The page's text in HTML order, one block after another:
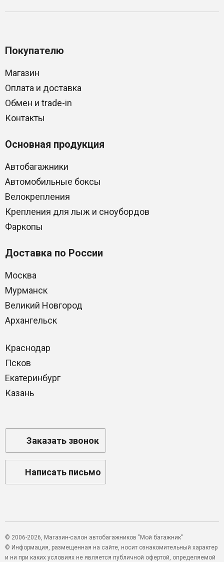
Покупателю
Магазин
Оплата и доставка
Обмен и trade-in
Контакты
Основная продукция
Автобагажники
Автомобильные боксы
Велокрепления
Крепления для лыж и сноубордов
Фаркопы
Доставка по России
Москва
Мурманск
Великий Новгород
Архангельск
Краснодар
Псков
Екатеринбург
Казань
Заказать звонок
Написать письмо
© 2006-2026, Магазин-салон автобагажников "Мой багажник"
© Информация, размещенная на сайте, носит ознакомительный характер
и ни при каких условиях не является публичной офертой, определяемой